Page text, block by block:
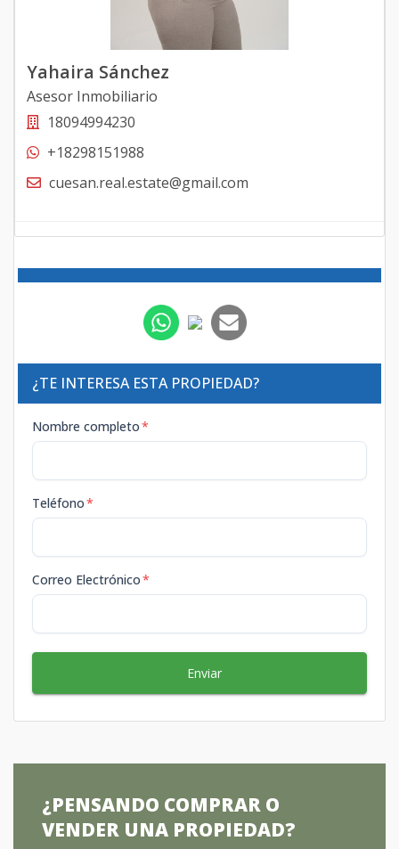
Yahaira Sánchez
Asesor Inmobiliario
18094994230
+18298151988
cuesan.real.estate@gmail.com
¿TE INTERESA ESTA PROPIEDAD?
Nombre completo*
Teléfono*
Correo Electrónico*
Enviar
¿PENSANDO COMPRAR O
VENDER UNA PROPIEDAD?